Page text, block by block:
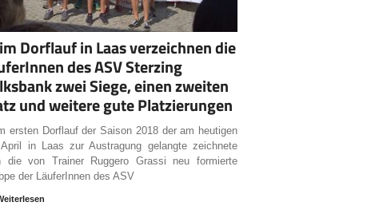
Dorflauf in Laas verzeichnen die
des ASV Sterzing
zwei Siege, einen zweiten
und weitere gute Platzierungen
ersten Dorflauf der Saison 2018 der am heutigen
in Laas zur Austragung gelangte zeichnete
die von Trainer Ruggero Grassi neu formierte
der LäuferInnen des ASV